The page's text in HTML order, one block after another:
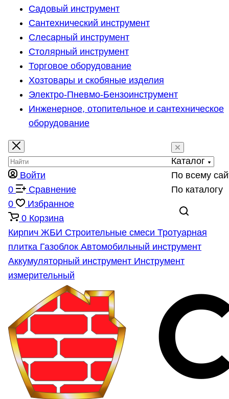
Садовый инструмент
Сантехнический инструмент
Слесарный инструмент
Столярный инструмент
Торговое оборудование
Хозтовары и скобяные изделия
Электро-Пневмо-Бензоинструмент
Инженерное, отопительное и сантехническое
оборудование
Каталог
По всему
По каталогу
Войти
0
Сравнение
0
Избранное
0 Корзина
Кирпич ЖБИ Строительные смеси Тротуарная
плитка Газоблок Автомобильный инструмент
Аккумуляторный инструмент Инструмент
измерительный